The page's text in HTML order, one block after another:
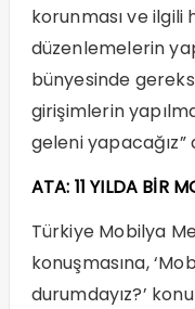
korunması ve ilgili
düzenlemelerin
bünyesinde
girişimlerin
geleni yapacağız”
ATA: 11 YILDA BİR
Türkiye Mobilya
konuşmasına,
durumdayız?’